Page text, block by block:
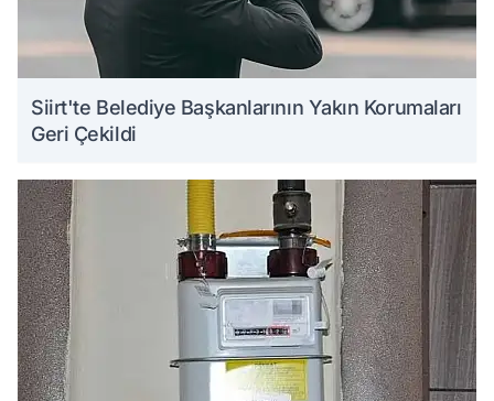
Siirt'te Belediye Başkanlarının Yakın Korumaları
Geri Çekildi